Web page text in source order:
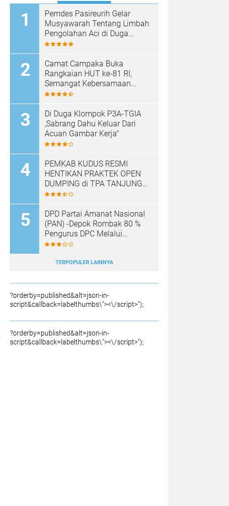
Pemdes Pasireurih Gelar
Musyawarah Tentang Limbah
Pengolahan Aci di Duga
Cemari Sungai Cisata
Sementara
Camat Campaka Buka
Rangkaian HUT ke-81 RI,
Semangat Kebersamaan
Warnai Senam Massal dan
Desa
Di Duga Klompok P3A-TGIA
,Sabrang Dahu Keluar Dari
Acuan Gambar Kerja"
PEMKAB KUDUS RESMI
HENTIKAN PRAKTEK OPEN
DUMPING di TPA TANJUNG
REJO, KEC.JEKULO
SISTEM PENGELOLAAN
SAMPAH BARU
DPD Partai Amanat Nasional
(PAN) -Depok Rombak 80 %
Pengurus DPC Melalui
Muscab "
TERPOPULER LAINNYA
?orderby=published&alt=json-in-
script&callback=labelthumbs\"><\/script>");
?orderby=published&alt=json-in-
script&callback=labelthumbs\"><\/script>");